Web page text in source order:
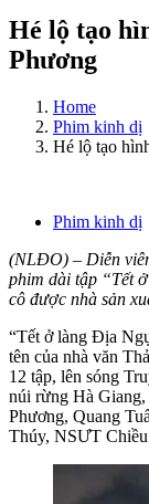
Hé lộ tạo
Phương
Home
Phim kinh dị
Hé lộ tạo
Phim kinh dị
(NLĐO) – Diễn
phim dài tập “Tết
cô được nhà sản
“Tết ở làng Địa
tên của nhà văn
12 tập, lên sóng
núi rừng Hà
Phương, Quang
Thúy, NSƯT